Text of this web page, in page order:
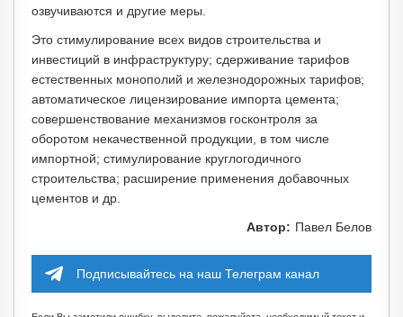
озвучиваются и другие меры.
Это стимулирование всех видов строительства и
инвестиций в инфраструктуру; сдерживание тарифов
естественных монополий и железнодорожных тарифов;
автоматическое лицензирование импорта цемента;
совершенствование механизмов госконтроля за
оборотом некачественной продукции, в том числе
импортной; стимулирование круглогодичного
строительства; расширение применения добавочных
цементов и др.
Автор: Павел Белов
Подписывайтесь на наш Телеграм канал